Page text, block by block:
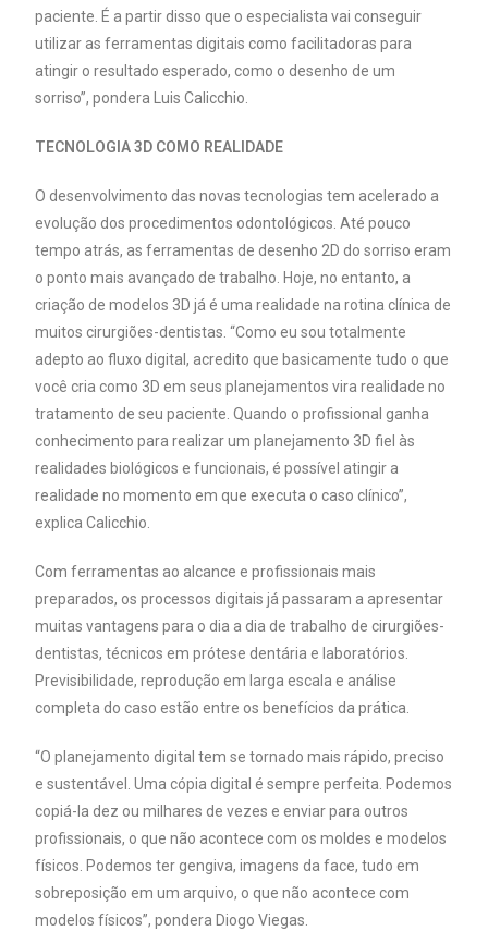
paciente. É a partir disso que o especialista vai conseguir
utilizar as ferramentas digitais como facilitadoras para
atingir o resultado esperado, como o desenho de um
sorriso”, pondera Luis Calicchio.
TECNOLOGIA 3D COMO REALIDADE
O desenvolvimento das novas tecnologias tem acelerado a
evolução dos procedimentos odontológicos. Até pouco
tempo atrás, as ferramentas de desenho 2D do sorriso eram
o ponto mais avançado de trabalho. Hoje, no entanto, a
criação de modelos 3D já é uma realidade na rotina clínica de
muitos cirurgiões-dentistas. “Como eu sou totalmente
adepto ao fluxo digital, acredito que basicamente tudo o que
você cria como 3D em seus planejamentos vira realidade no
tratamento de seu paciente. Quando o profissional ganha
conhecimento para realizar um planejamento 3D fiel às
realidades biológicos e funcionais, é possível atingir a
realidade no momento em que executa o caso clínico”,
explica Calicchio.
Com ferramentas ao alcance e profissionais mais
preparados, os processos digitais já passaram a apresentar
muitas vantagens para o dia a dia de trabalho de cirurgiões-
dentistas, técnicos em prótese dentária e laboratórios.
Previsibilidade, reprodução em larga escala e análise
completa do caso estão entre os benefícios da prática.
“O planejamento digital tem se tornado mais rápido, preciso
e sustentável. Uma cópia digital é sempre perfeita. Podemos
copiá-la dez ou milhares de vezes e enviar para outros
profissionais, o que não acontece com os moldes e modelos
físicos. Podemos ter gengiva, imagens da face, tudo em
sobreposição em um arquivo, o que não acontece com
modelos físicos”, pondera Diogo Viegas.